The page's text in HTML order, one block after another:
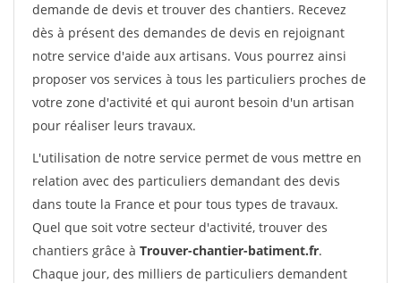
demande de devis et trouver des chantiers. Recevez
dès à présent des demandes de devis en rejoignant
notre service d'aide aux artisans. Vous pourrez ainsi
proposer vos services à tous les particuliers proches de
votre zone d'activité et qui auront besoin d'un artisan
pour réaliser leurs travaux.
L'utilisation de notre service permet de vous mettre en
relation avec des particuliers demandant des devis
dans toute la France et pour tous types de travaux.
Quel que soit votre secteur d'activité, trouver des
chantiers grâce à Trouver-chantier-batiment.fr.
Chaque jour, des milliers de particuliers demandent